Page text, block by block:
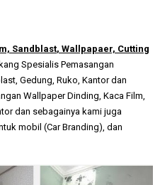
Sandblast, Wallpapaer, Cutting
Spesialis Pemasangan
Gedung, Ruko, Kantor dan
Wallpaper Dinding, Kaca Film,
dan sebagainya kami juga
mobil (Car Branding), dan